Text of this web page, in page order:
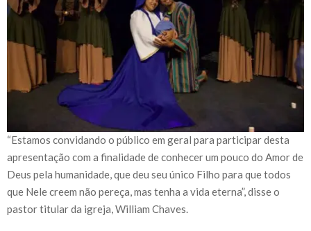
“Estamos convidando o público em geral para participar desta
apresentação com a finalidade de conhecer um pouco do Amor de
Deus pela humanidade, que deu seu único Filho para que todos
que Nele creem não pereça, mas tenha a vida eterna”, disse o
pastor titular da igreja, William Chaves.